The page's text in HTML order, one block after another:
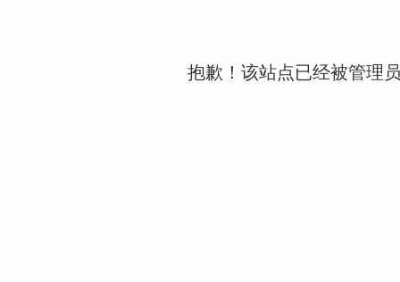
抱歉！该站点已经被管理